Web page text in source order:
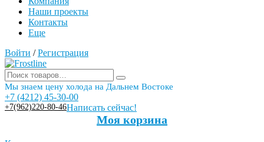
Наши проекты
Контакты
Еще
Войти / Регистрация
Мы знаем цену холода на Дальнем Востоке
+7 (4212) 45-30-00
+7(962)220-80-46Написать сейчас!
Моя корзина